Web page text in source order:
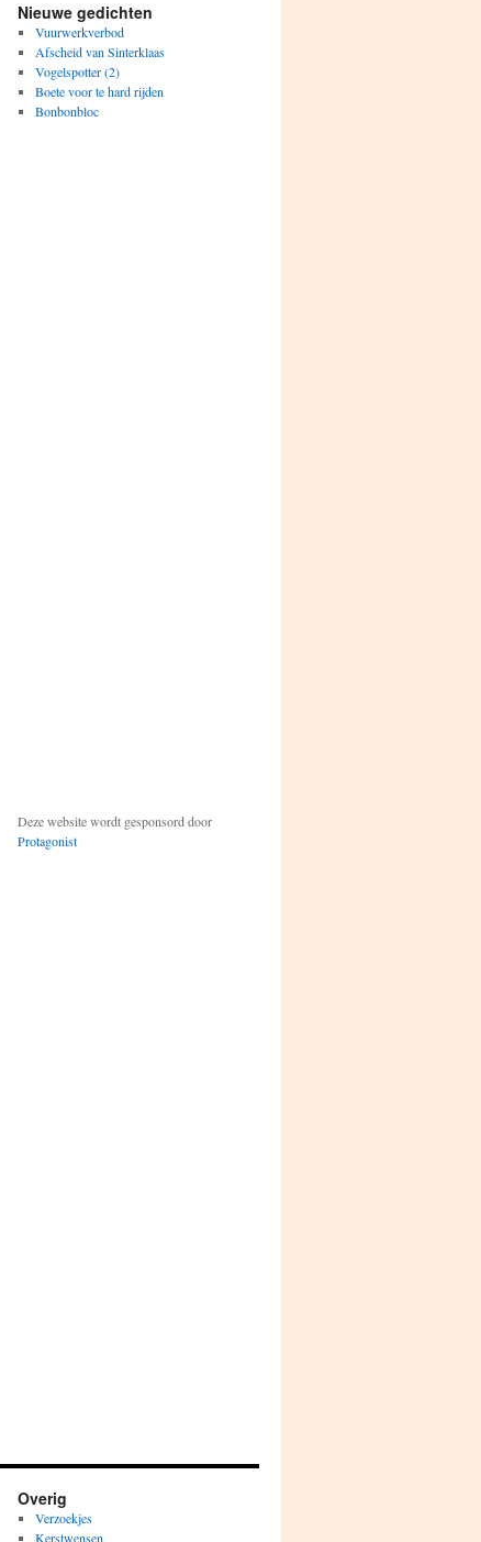
Nieuwe gedichten
Vuurwerkverbod
Afscheid van Sinterklaas
Vogelspotter (2)
Boete voor te hard rijden
Bonbonbloc
Deze website wordt gesponsord door
Protagonist
Overig
Verzoekjes
Kerstwensen